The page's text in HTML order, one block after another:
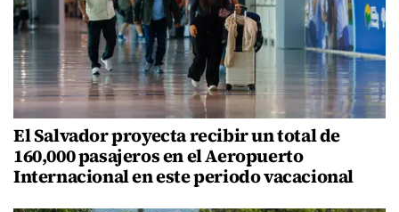
El Salvador proyecta recibir un total de
160,000 pasajeros en el Aeropuerto
Internacional en este periodo vacacional